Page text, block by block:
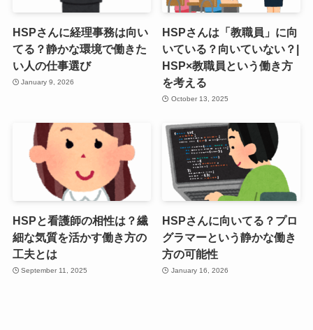
HSPさんに経理事務は向い
てる？静かな環境で働きた
い人の仕事選び
January 9, 2026
HSPさんは「教職員」に向
いている？向いていない？|
HSP×教職員という働き方
を考える
October 13, 2025
HSPと看護師の相性は？繊
細な気質を活かす働き方の
工夫とは
September 11, 2025
HSPさんに向いてる？プロ
グラマーという静かな働き
方の可能性
January 16, 2026